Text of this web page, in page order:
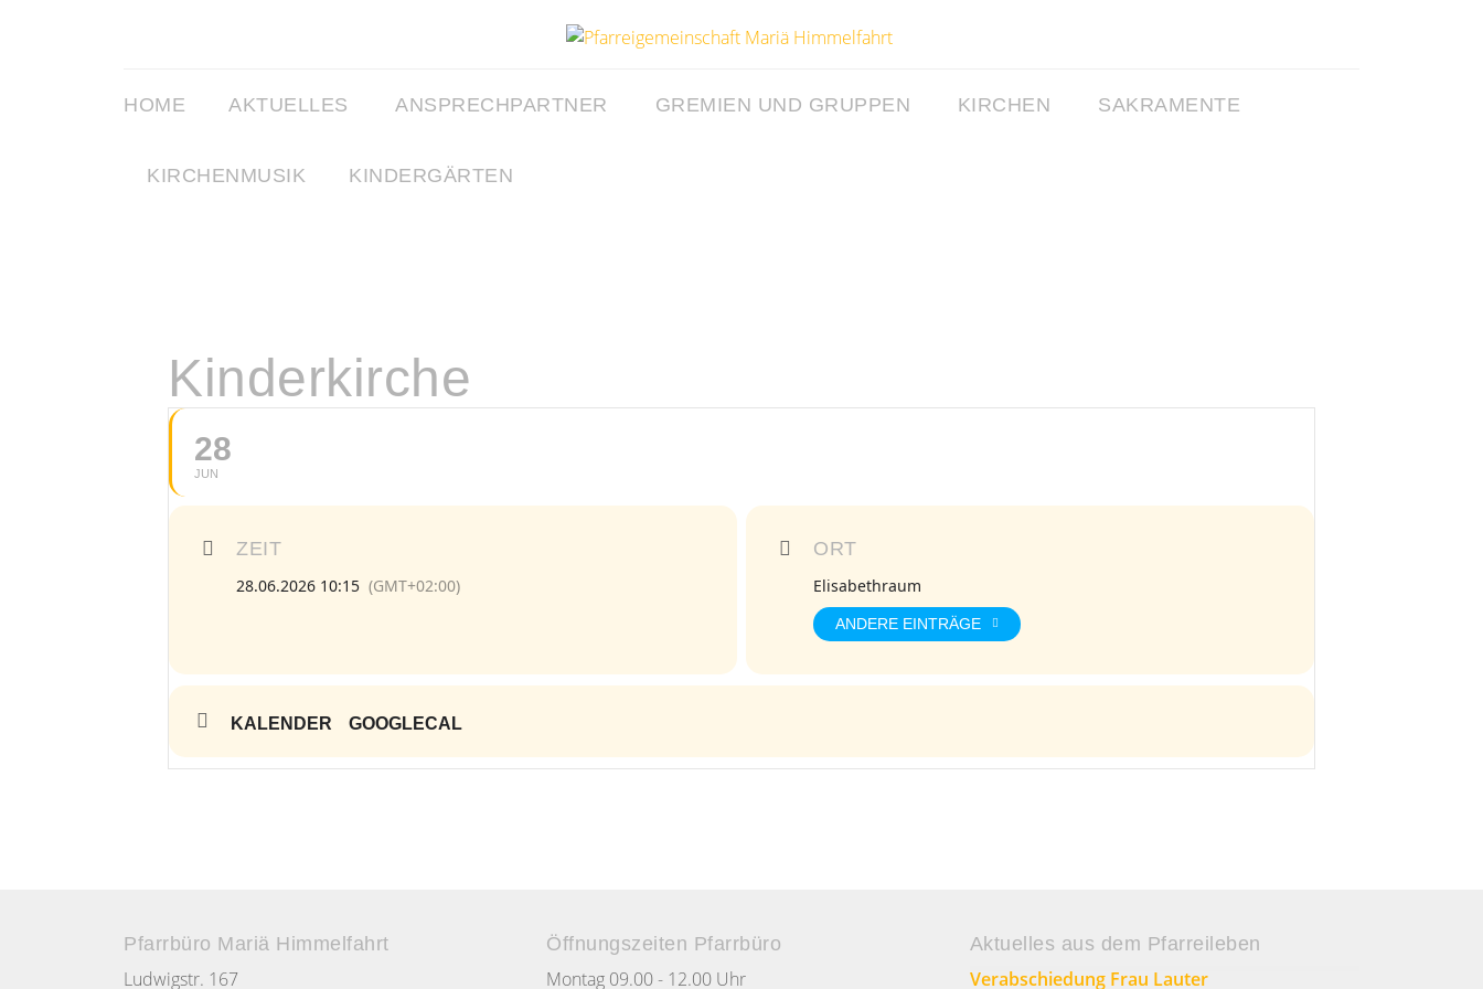
HOME AKTUELLES ANSPRECHPARTNER GREMIEN UND GRUPPEN KIRCHEN SAKRAMENTE
KIRCHENMUSIK KINDERGÄRTEN
Kinderkirche
28
JUN
ZEIT
28.06.2026 10:15 (GMT+02:00)
ORT
Elisabethraum
ANDERE EINTRÄGE
KALENDER GOOGLECAL
Pfarrbüro Mariä Himmelfahrt
Ludwigstr. 167
Öffnungszeiten Pfarrbüro
Montag 09.00 - 12.00 Uhr
Aktuelles aus dem Pfarreileben
Verabschiedung Frau Lauter